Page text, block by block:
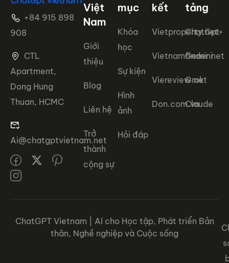
+84 915 898
908
CTL
Apartment,
Dong Hung
Thuan, HCMC
Ai@chatgptvietnam.net
Việt
Nam
Giới
thiệu
Blog
Liên hệ
Trở
thành
cộng sự
mục
Khóa
học
Sự kiện
Hình
ảnh
Hỏi đáp
kết
Vietproperty.net+
Vietnamfinder.net
Viereview.net
Don.com.vn
tảng
ChatGpt
Gemini
Grok
Claude
ChatGPT Vietnam | AI cho Học tập, Phát triển Bản
thân, Nghề nghiệp và Cuộc sống